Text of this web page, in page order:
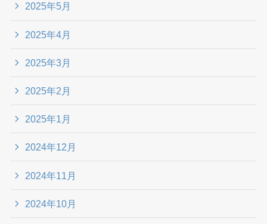
2025年5月
2025年4月
2025年3月
2025年2月
2025年1月
2024年12月
2024年11月
2024年10月